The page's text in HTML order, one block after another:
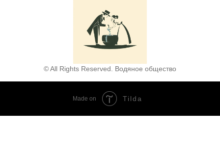
© All Rights Reserved. Водяное общество
Made on Tilda